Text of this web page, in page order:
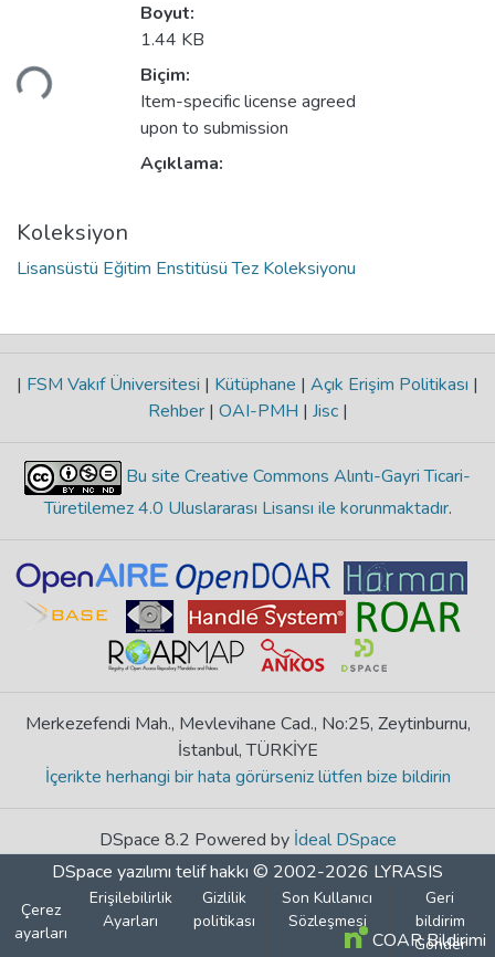
Yükleniyor...
Boyut:
1.44 KB
Biçim:
Item-specific license agreed
upon to submission
Açıklama:
Koleksiyon
Lisansüstü Eğitim Enstitüsü Tez Koleksiyonu
| FSM Vakıf Üniversitesi | Kütüphane | Açık Erişim Politikası |
Rehber | OAI-PMH | Jisc |
Bu site Creative Commons Alıntı-Gayri Ticari-
Türetilemez 4.0 Uluslararası Lisansı ile korunmaktadır.
Merkezefendi Mah., Mevlevihane Cad., No:25, Zeytinburnu,
İstanbul, TÜRKİYE
İçerikte herhangi bir hata görürseniz lütfen bize bildirin
DSpace 8.2 Powered by İdeal DSpace
DSpace yazılımı telif hakkı © 2002-2026 LYRASIS
Çerez
ayarları
Erişilebilirlik
Ayarları
Gizlilik
politikası
Son Kullanıcı
Sözleşmesi
Geri
bildirim
Gönder
COAR Bildirimi